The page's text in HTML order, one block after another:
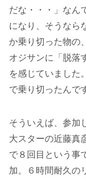
だな・・・」なん
になり、そうなら
か乗り切った物の
オジサンに「脱落
を感じていました
で乗り切ったんで
そういえば、参加
大スターの近藤真
で８回目という事
加。６時間耐久の